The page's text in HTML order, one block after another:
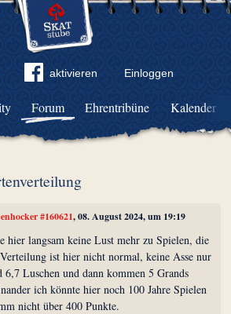
aktivieren Einloggen
Forum Ehrentribüne Kalender
#160621, 08. August 2024, um 19:19
hier langsam keine Lust mehr zu Spielen, die
ist hier nicht normal, keine Asse nur
6,7 Luschen und dann kommen 5 Grands
ich könnte hier noch 100 Jahre Spielen
nicht über 400 Punkte.